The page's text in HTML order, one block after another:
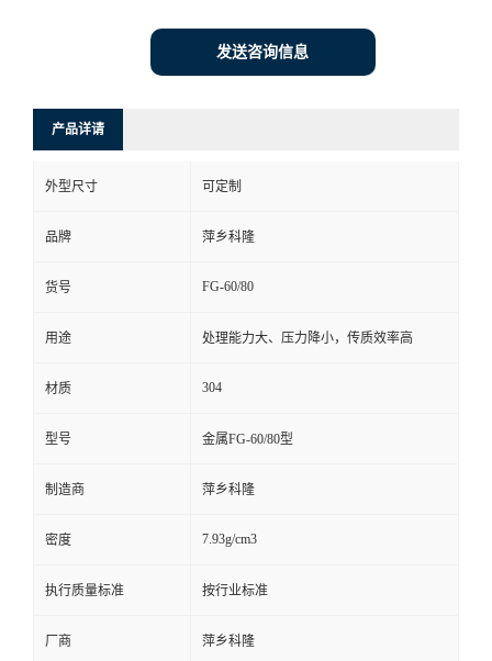
系
方
式
在
发送咨询信息
产品详请
外型尺寸 可定制
品牌 萍乡科隆
货号 FG-60/80
用途 处理能力大、压力降小，传质效率高
材质 304
型号 金属FG-60/80型
制造商 萍乡科隆
密度 7.93g/cm3
执行质量标准 按行业标准
厂商 萍乡科隆